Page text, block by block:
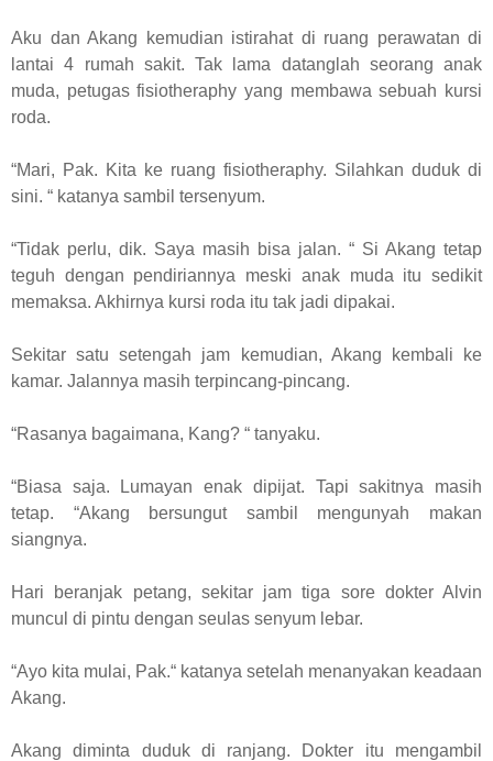
Aku dan Akang kemudian istirahat di ruang perawatan di
lantai 4 rumah sakit. Tak lama datanglah seorang anak
muda, petugas fisiotheraphy yang membawa sebuah kursi
roda.
“Mari, Pak. Kita ke ruang fisiotheraphy. Silahkan duduk di
sini. “ katanya sambil tersenyum.
“Tidak perlu, dik. Saya masih bisa jalan. “ Si Akang tetap
teguh dengan pendiriannya meski anak muda itu sedikit
memaksa. Akhirnya kursi roda itu tak jadi dipakai.
Sekitar satu setengah jam kemudian, Akang kembali ke
kamar. Jalannya masih terpincang-pincang.
“Rasanya bagaimana, Kang? “ tanyaku.
“Biasa saja. Lumayan enak dipijat. Tapi sakitnya masih
tetap. “Akang bersungut sambil mengunyah makan
siangnya.
Hari beranjak petang, sekitar jam tiga sore dokter Alvin
muncul di pintu dengan seulas senyum lebar.
“Ayo kita mulai, Pak.“ katanya setelah menanyakan keadaan
Akang.
Akang diminta duduk di ranjang. Dokter itu mengambil